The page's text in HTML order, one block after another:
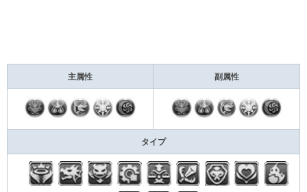
主属性 副属性
タイプ